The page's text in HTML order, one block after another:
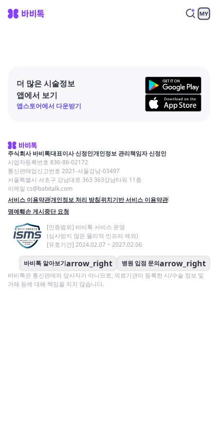
더 많은 시술정보
앱에서 보기
앱스토어에서 다운받기
주식회사 바비톡대표이사 신정인개인정보 관리책임자 신정인
사업자등록번호 836-86-02172
통신판매업신고번호 2021-서울강남-03497
서울특별시 서초구 강남대로 363 363강남타워 11층
이메일 cs@babitalk.com
서비스 이용약관개인정보 처리 방침위치기반 서비스 이용약관
명예훼손 게시중단 요청
[인증범위] 바비톡 서비스 운영
(심사받지 않은 물리적 인프라 제외)
[유효기간] 2024.02.07 ~ 2027.02.06
바비톡 알아보기arrow_right 병원 입점 문의arrow_right
바비톡은 통신판매의 당사자가 아니므로, 의료기관이 등록한 시/수술 정보 및
거래 등에 대해 책임을 지지 않습니다.